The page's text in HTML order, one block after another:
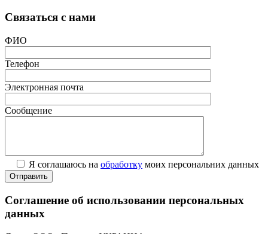
Связаться с нами
ФИО
Телефон
Электронная почта
Сообщение
Я соглашаюсь на обработку моих персональних данных
Соглашение об использовании персональных
данных